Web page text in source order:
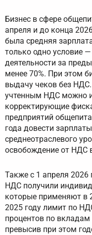
Бизнес в сфере
апреля и до конца
была средняя
только одно условие
деятельности за
менее 70%. При этом
выдачу чеков без
учтенным НДС можно
корректирующие
предприятий
года довести
среднеотраслевого
освобождение от НДС
Также с 1 апреля 2026
НДС получили
которые применяют в
2025 году лимит по
процентов по вкладам
превысив при этом